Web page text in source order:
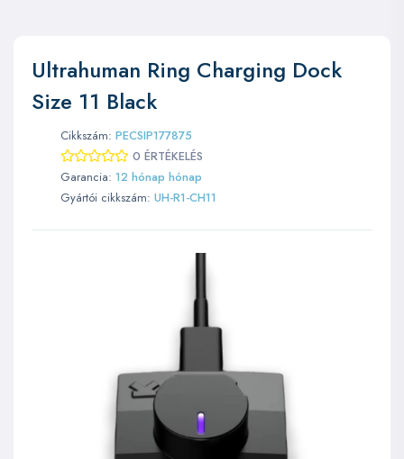
Ultrahuman Ring Charging Dock
Size 11 Black
Cikkszám: PECSIP177875
0 ÉRTÉKELÉS
Garancia: 12 hónap hónap
Gyártói cikkszám: UH-R1-CH11